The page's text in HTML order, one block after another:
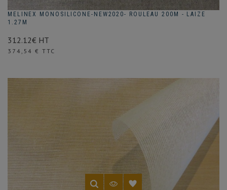
MELINEX MONOSILICONE-NEW2020- ROULEAU 200M - LAIZE
1.27M
312.12€ HT
Prix
374,54 € TTC